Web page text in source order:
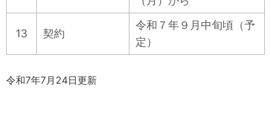
13 契約
令和７年９月中旬頃（予
定）
令和7年7月24日更新